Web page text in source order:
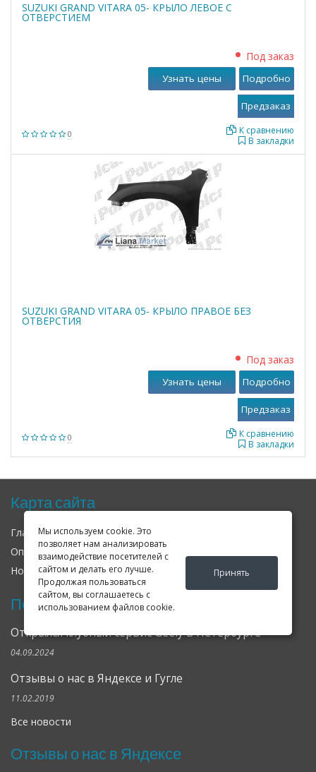
Мы используем cookie. Это
позволяет нам анализировать
взаимодействие посетителей с
сайтом и делать его лучше.
Продолжая пользоваться
сайтом, вы соглашаетесь с
использованием файлов cookie.
Принять
SUZUKI GRAND VITARA 05- КРЫЛО ЛЕВОЕ С
ОТВЕРСТИЕМ
0
Под заказ
В закладки
К сравнению
Узнать цены Подробно
SUZUKI GRAND VITARA 05- КРЫЛО ПРАВОЕ БЕЗ
ОТВЕРСТИЯ
0
Под заказ
В закладки
К сравнению
Узнать цены Подробно
Карта сайта
Главная О нас
Оплата
Доставка
Новости
Оферта Соглашение
Последние новости
Открылся клубный сервис Geely в Петербурге
04.09.2024
Отзывы о нас в Яндексе и Гугле
11.02.2019
Все новости
Отзывы о нас в Яндексе